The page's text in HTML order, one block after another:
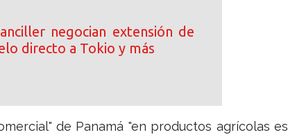
negocian extensión de
directo a Tokio y más
de Panamá "en productos agrícolas es